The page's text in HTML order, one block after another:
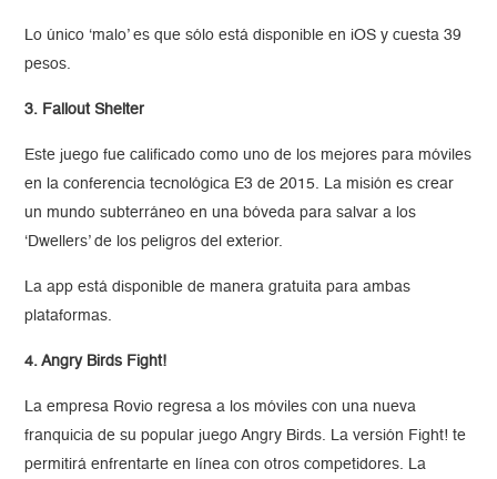
Lo único ‘malo’ es que sólo está disponible en iOS y cuesta 39
pesos.
3. Fallout Shelter
Este juego fue calificado como uno de los mejores para móviles
en la conferencia tecnológica E3 de 2015. La misión es crear
un mundo subterráneo en una bóveda para salvar a los
‘Dwellers’ de los peligros del exterior.
La app está disponible de manera gratuita para ambas
plataformas.
4. Angry Birds Fight!
La empresa Rovio regresa a los móviles con una nueva
franquicia de su popular juego Angry Birds. La versión Fight! te
permitirá enfrentarte en línea con otros competidores. La